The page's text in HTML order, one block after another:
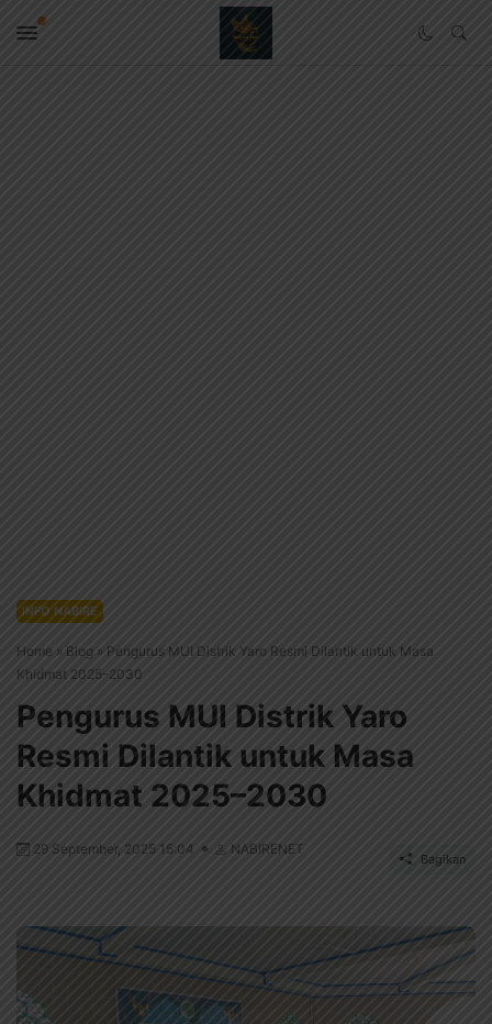
INFO NABIRE
Home » Blog » Pengurus MUI Distrik Yaro Resmi Dilantik untuk Masa
Khidmat 2025–2030
Pengurus MUI Distrik Yaro
Resmi Dilantik untuk Masa
Khidmat 2025–2030
29 September, 2025 15:04 NABIRENET
Bagikan